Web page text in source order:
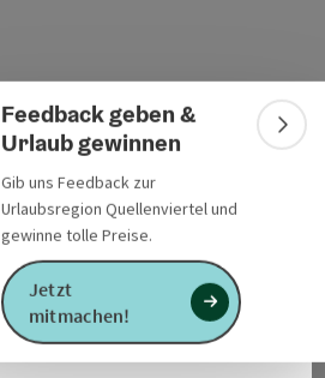
Feedback geben &
Urlaub gewinnen
Gib uns Feedback zur
Urlaubsregion Quellenviertel und
gewinne tolle Preise.
Jetzt
mitmachen!
in Googlein Apple
Datenschutzerklärung